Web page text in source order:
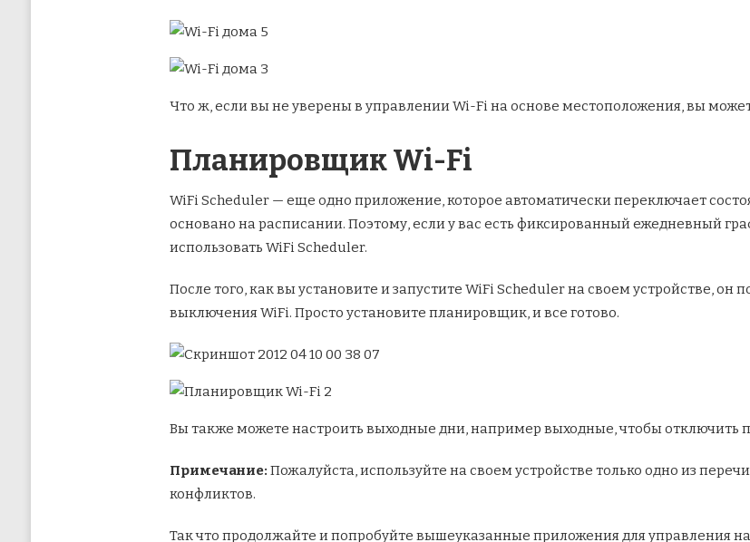
Что ж, если вы не уверены в управлении Wi-Fi на основе местоположения, вы
Планировщик Wi-Fi
WiFi Scheduler — еще одно приложение, которое автоматически переключает
основано на расписании. Поэтому, если у вас есть фиксированный ежедневный
использовать WiFi Scheduler.
После того, как вы установите и запустите WiFi Scheduler на своем устройстве, он
выключения WiFi. Просто установите планировщик, и все готово.
Вы также можете настроить выходные дни, например выходные, чтобы отключить
Примечание: Пожалуйста, используйте на своем устройстве только одно из
конфликтов.
Так что продолжайте и попробуйте вышеуказанные приложения для управления